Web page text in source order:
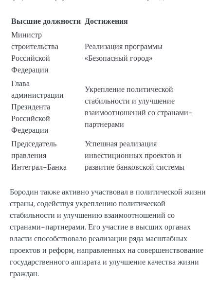
Высшие должности Достижения
Министр
строительства
Российской
Федерации
Реализация программы
«Безопасный город»
Глава
администрации
Президента
Российской
Федерации
Укрепление политической
стабильности и улучшение
взаимоотношений со странами-
партнерами
Председатель
правления
Интеграл-Банка
Успешная реализация
инвестиционных проектов и
развитие банковской системы
Бородин также активно участвовал в политической жизни
страны, содействуя укреплению политической
стабильности и улучшению взаимоотношений со
странами-партнерами. Его участие в высших органах
власти способствовало реализации ряда масштабных
проектов и реформ, направленных на совершенствование
государственного аппарата и улучшение качества жизни
граждан.